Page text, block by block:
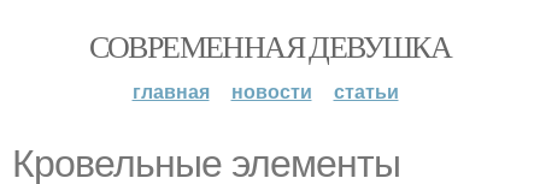
СОВРЕМЕННАЯ ДЕВУШКА
главная новости статьи
Кровельные элементы